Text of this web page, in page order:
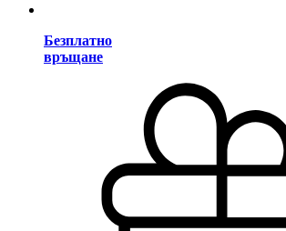
Безплатно
връщане